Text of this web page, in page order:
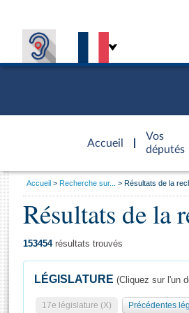
Accueil
d'accueil
Vos
députés
Général
Vous
Accueil Recherche sur... Résultats de la
Résultats de la
153454résultats trouvés
LÉGISLATURE (Cliquez sur l'un
17e législature (X) Précédentes